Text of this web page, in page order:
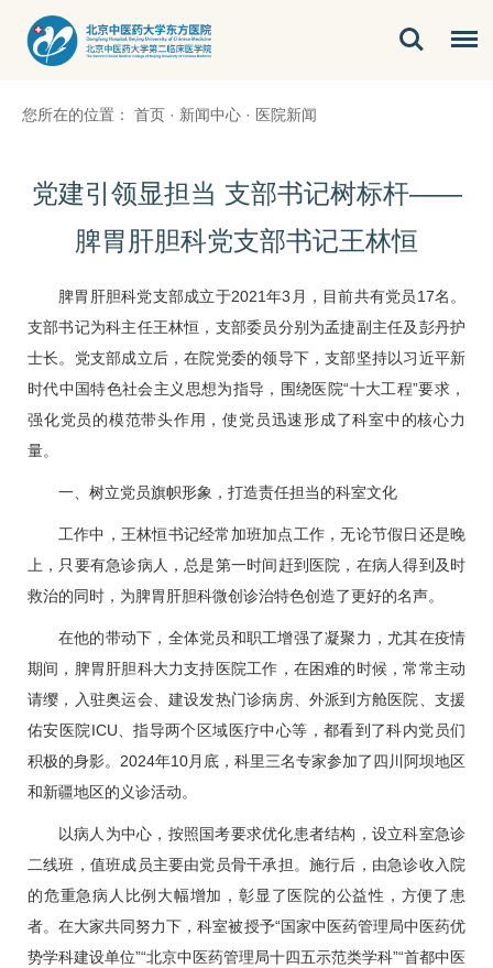
您所在的位置： 首页 · 新闻中心 · 医院新闻
党建引领显担当 支部书记树标杆——
脾胃肝胆科党支部书记王林恒
脾胃肝胆科党支部成立于2021年3月，目前共有党员17名。
支部书记为科主任王林恒 ，支部委员分别为孟捷副主任及彭丹护
士长。党支部成立后，在院党委的领导下，支部坚持以习近平新
时代中国特色社会主义思想为指导，围绕医院“十大工程”要求，
强化党员的模范带头作用，使党员迅速形成了科室中的核心力
量。
一、树立党员旗帜形象，打造责任担当的科室文化
工作中， 王林恒书记经常加班加点工作，无论节假日还是晚
上，只要有急诊病人，总是第一时间赶到医院，在病人得到及时
救治的同时，为脾胃肝胆科微创诊治特色创造了更好的名声。
在他的带动下，全体党员和职工增强了凝聚力，尤其在疫情
期间，脾胃肝胆科大力支持医院工作，在困难的时候，常常主动
请缨，入驻奥运会、建设发热门诊病房、外派到方舱医院、支援
佑安医院ICU 、指导两个区域医疗中心等，都看到了科内党员们
积极的身影。2024年10月底，科里三名专家参加了四川阿坝地区
和新疆地区的义诊活动。
以病人为中心，按照国考要求优化患者结构，设立科室急诊
二线班，值班成员主要由党员骨干承担。施行后，由急诊收入院
的危重急病人比例大幅增加，彰显了医院的公益性，方便了患
者。在大家共同努力下，科室被授予“国家中医药管理局中医药优
势学科建设单位”“北京中医药管理局十四五示范类学科”“首都中医